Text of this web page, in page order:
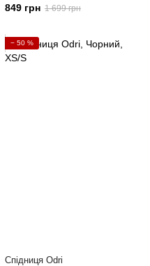
849 грн 1 699 грн
− 50 %
Спідниця Odri